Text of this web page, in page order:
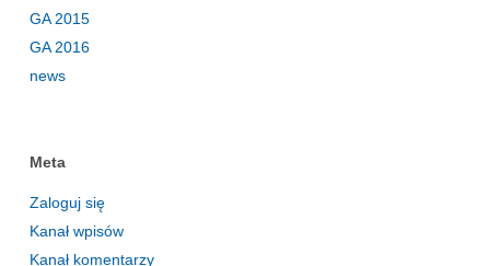
GA 2015
GA 2016
news
Meta
Zaloguj się
Kanał wpisów
Kanał komentarzy